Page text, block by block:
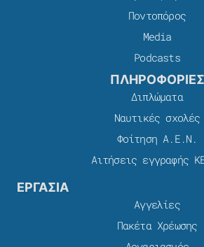
Ποντοπόρος
Media
Podcasts
ΠΛΗΡΟΦΟΡΙΕΣ
Διπλώματα
Ναυτικές σχολές
Φοίτηση Α.Ε.Ν.
Αιτήσεις εγγραφής
ΕΡΓΑΣΙΑ
Αγγελίες
Πακέτα Χρέωσης​